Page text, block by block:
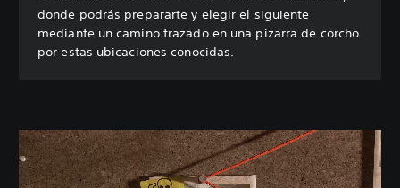
donde podrás prepararte y elegir el siguiente
mediante un camino trazado en una pizarra de corcho
por estas ubicaciones conocidas.